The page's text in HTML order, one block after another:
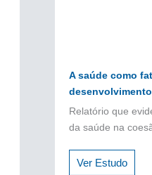
A saúde como
Relatório que
da saúde na
Ver Estudo